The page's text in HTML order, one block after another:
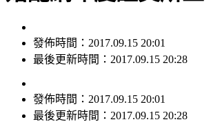
發佈時間：2017.09.15 20:01
最後更新時間：2017.09.15 20:28
發佈時間： 2017.09.15 20:01
最後更新時間： 2017.09.15 20:28